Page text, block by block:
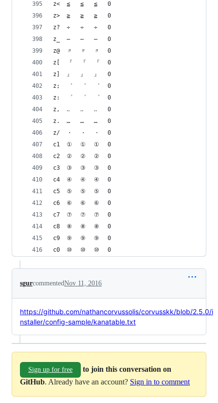
z<	≦	≦	≦	0
z>	≧	≧	≧	0
z?	÷	÷	÷	0
z_	―	―	―	0
z@	〃	〃	〃	0
z[	『	『	『	0
z]	』	』	』	0
z;	゛	゛	゛	0
z:	゜	゜	゜	0
z,	‥	‥	‥	0
z.	…	…	…	0
z/	・	・	・	0
c1	①	①	①	0
c2	②	②	②	0
c3	③	③	③	0
c4	④	④	④	0
c5	⑤	⑤	⑤	0
c6	⑥	⑥	⑥	0
c7	⑦	⑦	⑦	0
c8	⑧	⑧	⑧	0
c9	⑨	⑨	⑨	0
c0	⑩	⑩	⑩	0
sgurcommentedNov 11, 2016
https://github.com/nathancorvussolis/corvusskk/blob/2.5.0/i
nstaller/config-sample/kanatable.txt
Sign up for free
to join this conversation on
GitHub. Already have an account? Sign in to comment